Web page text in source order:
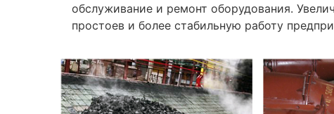
обслуживание и ремонт оборудования.
простоев и более стабильную работу